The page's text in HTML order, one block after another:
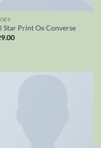
Star Print Ox Converse